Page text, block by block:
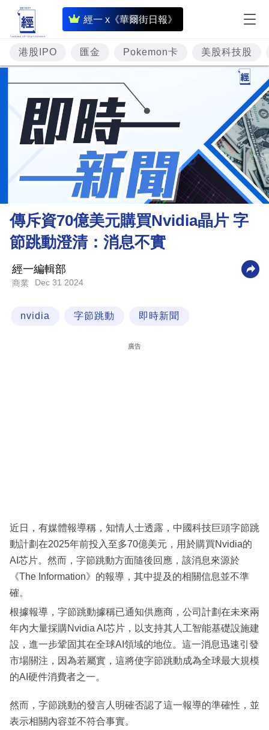
經一 x《華爾街日報》
即
時
財
經
專
題
投
資
樓
市
財
商
科
區
港股IPO 匯金 Pokemon卡 美股科技股
傳斥資70億美元購買Nvidia晶片 字
節跳動澄清：消息不實
經一編輯部
商業 Dec 31 2024
nvidia 字節跳動 即時新聞
廣告
近日，有媒體報導稱，知情人士透露，中國科技巨頭字節跳
動計劃在2025年前投入至多70億美元，用於購買Nvidia的
AI芯片。然而，字節跳動方面隨後回應，該消息來源於
《The Information》的報導，其中提及的相關信息並不準
確。
根據報導，字節跳動據稱已通知供應商，公司計劃在未來兩
年內大量採購Nvidia AI芯片，以支持其人工智能基礎設施建
設，進一步鞏固其在全球AI領域的地位。這一消息迅速引發
市場關注，因為若屬實，這將使字節跳動成為全球最大規模
的AI硬件消費者之一。
然而，字節跳動的發言人明確否認了這一報導的準確性，並
表示相關內容並不符合事實。